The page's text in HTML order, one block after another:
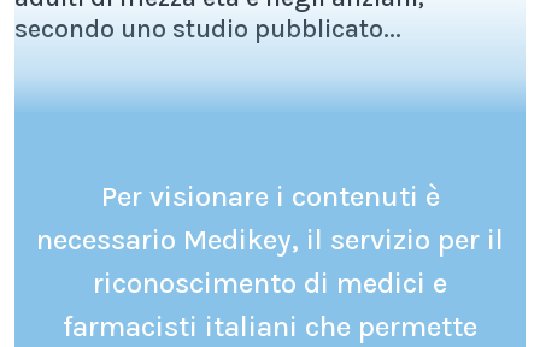
secondo uno studio pubblicato...
Per visionare i contenuti è
necessario Medikey, il servizio per il
riconoscimento di medici e
farmacisti italiani che permette